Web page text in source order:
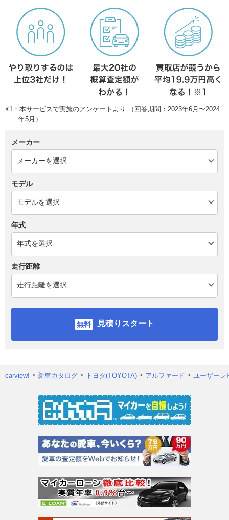
※1：本サービスで実施のアンケートより （回答期間：2023年6月〜2024
年5月）
メーカー
モデル
年式
走行距離
見積りスタート
carview! 新車カタログ トヨタ(TOYOTA) アルファード ユーザーレ